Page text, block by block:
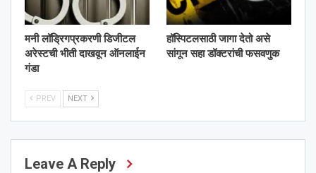
मनी लॉड्रिगप्रकरणी डिजीटल
अरेस्टची भीती दाखवून ऑनलाईन
गंडा
हॉस्पिटलसाठी जागा देतो असे
सांगून सहा डॉक्टरांची फसवणुक
PREV NEXT
Leave A Reply